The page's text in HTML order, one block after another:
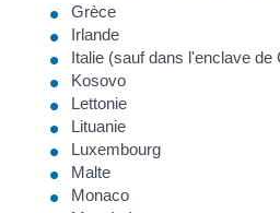
Grèce
Irlande
Italie (sauf dans l'enclave de
Kosovo
Lettonie
Lituanie
Luxembourg
Malte
Monaco